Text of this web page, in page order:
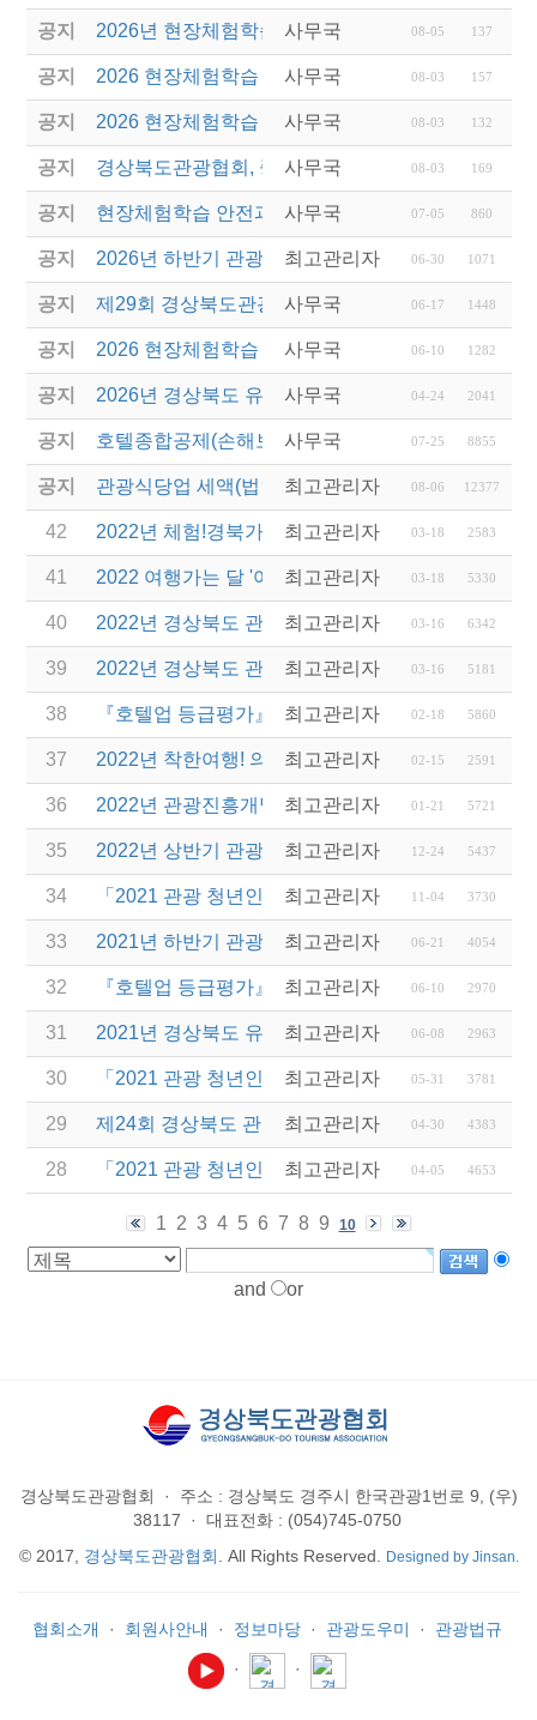
공지 2026년 현장체험학습 안전과정(신규.재강습) 교육
사무국 08-05 137
공지 2026 현장체험학습 안전과정 교육(신규. 재강습)
사무국 08-03 157
공지 2026 현장체험학습 안전과정(신규. 재강습) 교육 성
사무국 08-03 132
공지 경상북도관광협회, 중국 단동 해외여행상품 개발 팸
사무국 08-03 169
공지 현장체험학습 안전과정(신규/재강습) 안내
사무국 07-05 860
공지 2026년 하반기 관광진흥개발기금 융자 시행 안내
최고관리자 06-30 1071
공지 제29회 경상북도관광기념품공모전 개최
사무국 06-17 1448
공지 2026 현장체험학습 안전과정(신규.재강습)
사무국 06-10 1282
공지 2026년 경상북도 유니크베뉴를 활용한 MICE행사
사무국 04-24 2041
공지 호텔종합공제(손해보험) 서비스 안내
사무국 07-25 8855
공지 관광식당업 세액(법인세 및 소득세)감면 제도 안내
최고관리자 08-06 12377
42 2022년 체험!경북가족여행 운영업체 선정 및 제안
최고관리자 03-18 2583
41 2022 여행가는 달 '여행업계 특별관' 민간여행업계
최고관리자 03-18 5330
40 2022년 경상북도 관광진흥기금 지원 계획 공고(보
최고관리자 03-16 6342
39 2022년 경상북도 관광진흥기금 지원 계획 공고(융
최고관리자 03-16 5181
38 『호텔업 등급평가』 평가요원 선발 안내
최고관리자 02-18 5860
37 2022년 착한여행! 의성투어! 운영 여행사 공모 안내
최고관리자 02-15 2591
36 2022년 관광진흥개발기금 신용보증부 운영자금 특
최고관리자 01-21 5721
35 2022년 상반기 관광진흥개발기금 융자 시행 안내
최고관리자 12-24 5437
34 「2021 관광 청년인턴제 지원 사업」 변경 사항 안내
최고관리자 11-04 3730
33 2021년 하반기 관광진흥개발기금 융자 시행 안내
최고관리자 06-21 4054
32 『호텔업 등급평가』 평가요원 선발 안내
최고관리자 06-10 2970
31 2021년 경상북도 유니크베뉴를 활용한 MICE행사
최고관리자 06-08 2963
30 「2021 관광 청년인턴제 지원사업」참여 사업체 추
최고관리자 05-31 3781
29 제24회 경상북도 관광기념품 공모전 수상작 발표
최고관리자 04-30 4383
28 「2021 관광 청년인턴제 지원 사업」 참여 사업체
최고관리자 04-05 4653
1 2 3 4 5 6 7 8 9 10
and or
경상북도관광협회 ·
주소 : 경상북도 경주시 한국관광1번로 9, (우)
38117
·
대표전화 : (054)745-0750
© 2017, 경상북도관광협회 . All Rights Reserved. Designed by Jinsan.
협회소개 · 회원사안내 · 정보마당 · 관광도우미 · 관광법규
· ·